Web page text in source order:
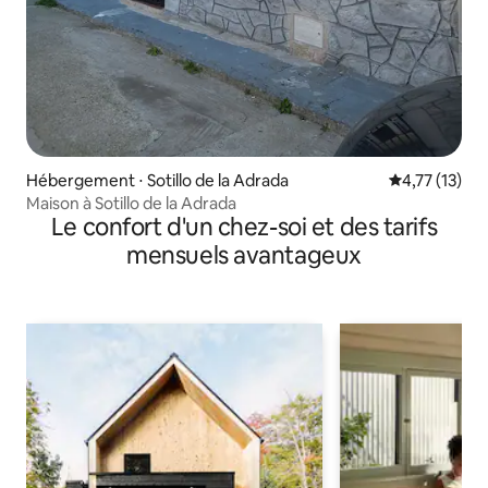
Hébergement ⋅ Sotillo de la Adrada Évaluation
4,77 (13)
Maison à Sotillo de la Adrada
Le confort d'un chez-soi et des tarifs
mensuels avantageux